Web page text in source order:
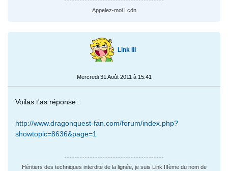
Appelez-moi Lcdn
Link III
Mercredi 31 Août 2011 à 15:41
Voilas t'as réponse :
http://www.dragonquest-fan.com/forum/index.php?
showtopic=8636&page=1
Héritiers des techniques interdite de la lignée, je suis Link IIIème du nom de